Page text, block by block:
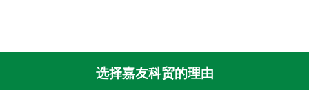
选择嘉友科贸的理由